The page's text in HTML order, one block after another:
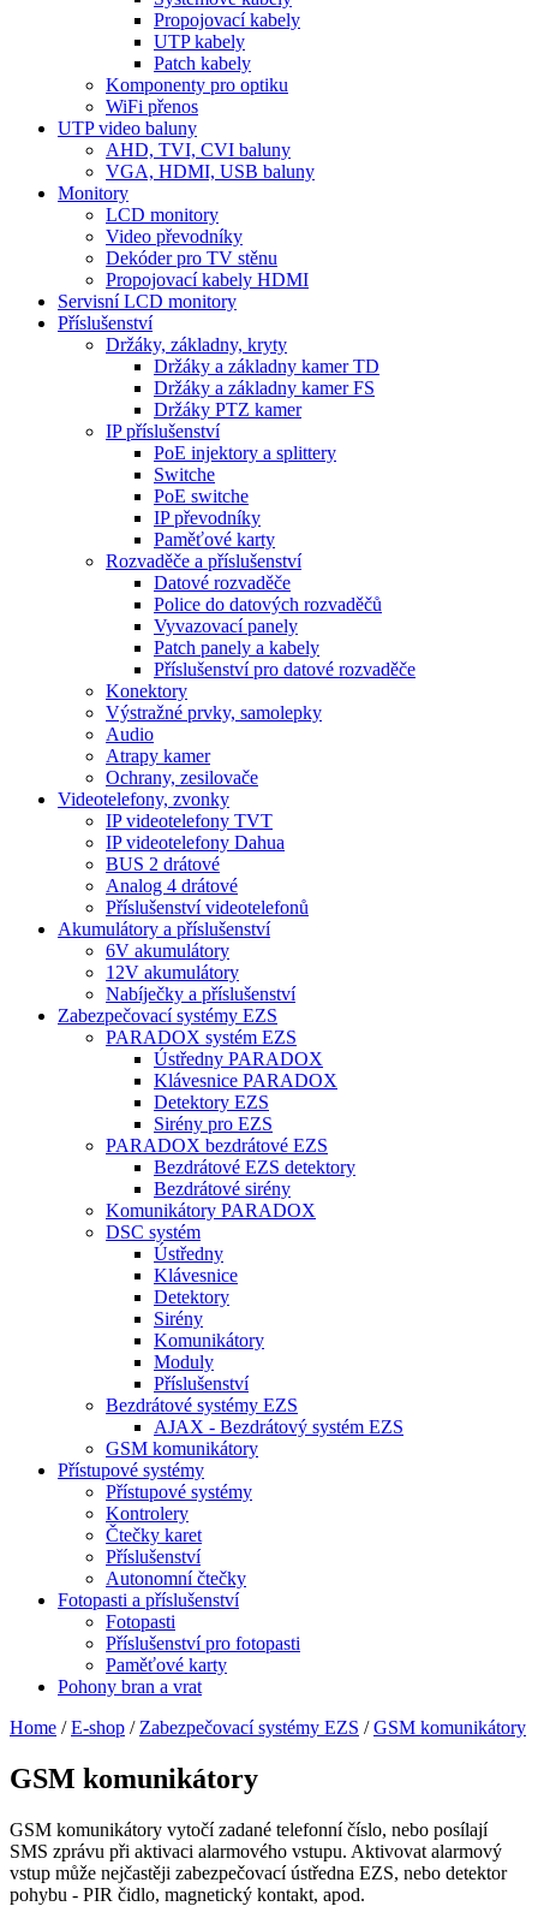
Propojovací kabely
UTP kabely
Patch kabely
Komponenty pro optiku
WiFi přenos
UTP video baluny
AHD, TVI, CVI baluny
VGA, HDMI, USB baluny
Monitory
LCD monitory
Video převodníky
Dekóder pro TV stěnu
Propojovací kabely HDMI
Servisní LCD monitory
Příslušenství
Držáky, základny, kryty
Držáky a základny kamer TD
Držáky a základny kamer FS
Držáky PTZ kamer
IP příslušenství
PoE injektory a splittery
Switche
PoE switche
IP převodníky
Paměťové karty
Rozvaděče a příslušenství
Datové rozvaděče
Police do datových rozvaděčů
Vyvazovací panely
Patch panely a kabely
Příslušenství pro datové rozvaděče
Konektory
Výstražné prvky, samolepky
Audio
Atrapy kamer
Ochrany, zesilovače
Videotelefony, zvonky
IP videotelefony TVT
IP videotelefony Dahua
BUS 2 drátové
Analog 4 drátové
Příslušenství videotelefonů
Akumulátory a příslušenství
6V akumulátory
12V akumulátory
Nabíječky a příslušenství
Zabezpečovací systémy EZS
PARADOX systém EZS
Ústředny PARADOX
Klávesnice PARADOX
Detektory EZS
Sirény pro EZS
PARADOX bezdrátové EZS
Bezdrátové EZS detektory
Bezdrátové sirény
Komunikátory PARADOX
DSC systém
Ústředny
Klávesnice
Detektory
Sirény
Komunikátory
Moduly
Příslušenství
Bezdrátové systémy EZS
AJAX - Bezdrátový systém EZS
GSM komunikátory
Přístupové systémy
Přístupové systémy
Kontrolery
Čtečky karet
Příslušenství
Autonomní čtečky
Fotopasti a příslušenství
Fotopasti
Příslušenství pro fotopasti
Paměťové karty
Pohony bran a vrat
Home / E-shop / Zabezpečovací systémy EZS / GSM komunikátory
GSM komunikátory
GSM komunikátory vytočí zadané telefonní číslo, nebo posílají
SMS zprávu při aktivaci alarmového vstupu. Aktivovat alarmový
vstup může nejčastěji zabezpečovací ústředna EZS, nebo detektor
pohybu - PIR čidlo, magnetický kontakt, apod.